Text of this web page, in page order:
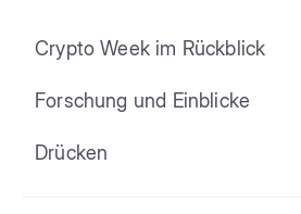
Crypto Week im Rückblick
Forschung und Einblicke
Drücken